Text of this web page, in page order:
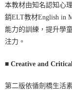
本教材由知名認知心
銷ELT教材English in
能力的訓練，提升學
注力。
■ Creative and
第二版依循劍橋生活